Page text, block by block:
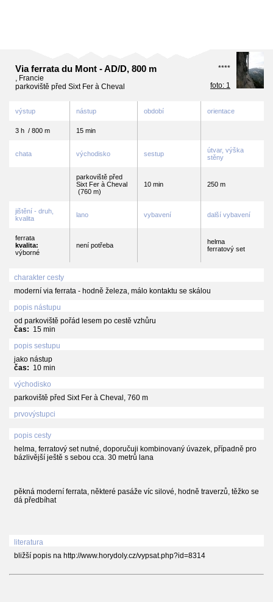
****
foto: 1
Via ferrata du Mont - AD/D, 800 m
, Francie
parkoviště před Sixt Fer à Cheval
výstup nástup období orientace
3 h / 800 m 15 min
chata východisko sestup
útvar, výška
stěny
parkoviště před
Sixt Fer à Cheval
(760 m)
10 min 250 m
jištění - druh,
kvalita
lano vybavení další vybavení
ferrata
kvalita:
výborné
není potřeba
helma
ferratový set
charakter cesty
moderní via ferrata - hodně železa, málo kontaktu se skálou
popis nástupu
od parkoviště pořád lesem po cestě vzhůru
čas: 15 min
popis sestupu
jako nástup
čas: 10 min
východisko
parkoviště před Sixt Fer à Cheval, 760 m
prvovýstupci
popis cesty
helma, ferratový set nutné, doporučuji kombinovaný úvazek, případně pro
bázlivější ještě s sebou cca. 30 metrů lana
pěkná moderní ferrata, některé pasáže víc silové, hodně traverzů, těžko se
dá předbíhat
literatura
bližší popis na http://www.horydoly.cz/vypsat.php?id=8314